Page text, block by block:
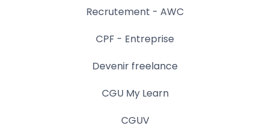
Recrutement - AWC
CPF - Entreprise
Devenir freelance
CGU My Learn
CGUV